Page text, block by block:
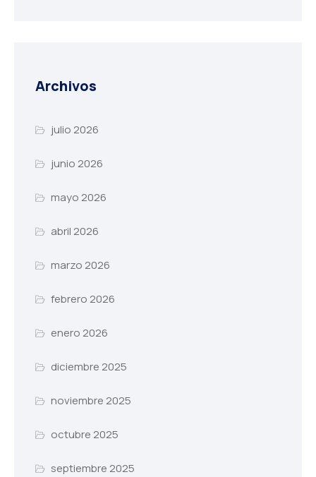
Archivos
julio 2026
junio 2026
mayo 2026
abril 2026
marzo 2026
febrero 2026
enero 2026
diciembre 2025
noviembre 2025
octubre 2025
septiembre 2025